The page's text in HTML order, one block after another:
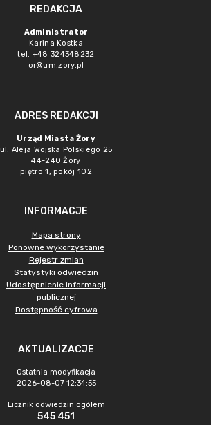
REDAKCJA
Administrator
Karina Kostka
tel. +48 324348232
or@um.zory.pl
ADRES REDAKCJI
Urząd Miasta Żory
ul. Aleja Wojska Polskiego 25
44-240 Żory
piętro 1, pokój 102
INFORMACJE
Mapa strony
Ponowne wykorzystanie
Rejestr zmian
Statystyki odwiedzin
Udostępnienie informacji
publicznej
Dostępność cyfrowa
AKTUALIZACJE
Ostatnia modyfikacja
2026-08-07 12:34:55
Licznik odwiedzin ogółem
545 451